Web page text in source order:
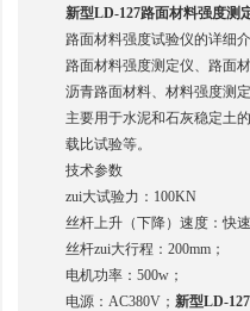
新型LD-127路面材料强度测
路面材料强度试验仪的详细
路面材料强度测定仪、路面
沥青路面材料、材料强度测
主要用于水泥和石灰稳定土
载比试验等。
技术参数
zui大试验力：100KN
丝杆上升（下降）速度：快
丝杆zui大行程：200mm；
电机功率：500w；
电源：AC380V； 新型LD-